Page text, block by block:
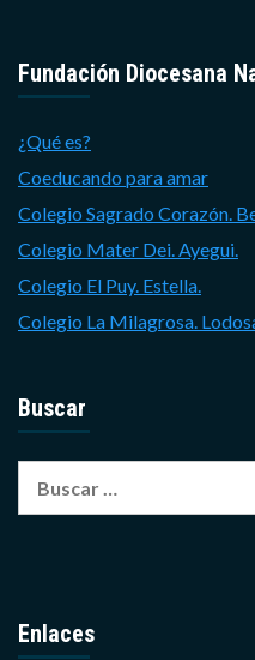
Fundación Diocesana
¿Qué es?
Coeducando para amar
Colegio Sagrado Corazón.
Colegio Mater Dei. Ayegui.
Colegio El Puy. Estella.
Colegio La Milagrosa.
Buscar
Enlaces